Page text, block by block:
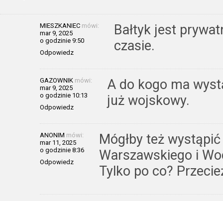
MIESZKANIEC mówi:
mar 9, 2025
o godzinie 9:50
Odpowiedz
Bałtyk jest
czasie.
GAZOWNIK mówi:
mar 9, 2025
o godzinie 10:13
Odpowiedz
A do kogo ma
już wojskowy.
ANONIM mówi:
mar 11, 2025
o godzinie 8:36
Odpowiedz
Mógłby też
Warszawskiego i
Tylko po co?